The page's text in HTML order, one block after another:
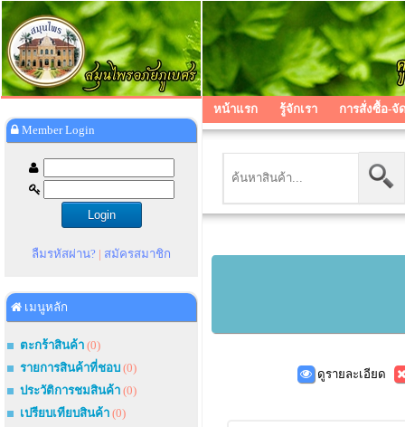
Member Login
ลืมรหัสผ่าน? | สมัครสมาชิก
เมนูหลัก
ตะกร้าสินค้า (0)
รายการสินค้าที่ชอบ (0)
ประวัติการชมสินค้า (0)
เปรียบเทียบสินค้า (0)
หน้าแรก รู้จักเรา การสั่งซื้อ-จั
ดูรายละเอียด